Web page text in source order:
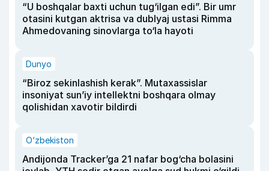
“U boshqalar baxti uchun tug‘ilgan edi”. Bir umr
otasini kutgan aktrisa va dublyaj ustasi Rimma
Ahmedovaning sinovlarga to‘la hayoti
Dunyo
“Biroz sekinlashish kerak”. Mutaxassislar
insoniyat sun’iy intellektni boshqara olmay
qolishidan xavotir bildirdi
O‘zbekiston
Andijonda Tracker’ga 21 nafar bog‘cha bolasini